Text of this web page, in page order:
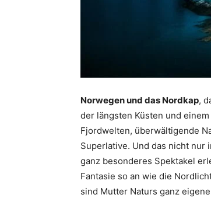
Norwegen und das Nordkap,
der längsten Küsten und
Fjordwelten, überwältigende
Superlative. Und das nicht nur
ganz besonderes Spektakel
Fantasie so an wie die
sind Mutter Naturs ganz